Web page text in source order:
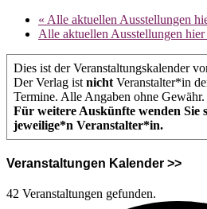
« Alle aktuellen Ausstellungen
Alle aktuellen Ausstellungen
Dies ist der Veranstaltungskalender
Der Verlag ist nicht Veranstalter*in
Termine. Alle Angaben ohne Gewähr.
Für weitere Auskünfte wenden Sie
jeweilige*n Veranstalter*in.
Veranstaltungen Kalender >>
42 Veranstaltungen gefunden.